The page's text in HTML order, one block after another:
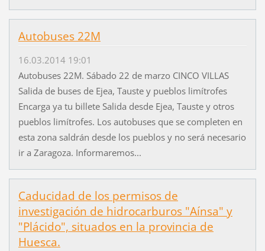
Autobuses 22M
16.03.2014 19:01
Autobuses 22M. Sábado 22 de marzo CINCO VILLAS
Salida de buses de Ejea, Tauste y pueblos limítrofes
Encarga ya tu billete Salida desde Ejea, Tauste y otros
pueblos limítrofes. Los autobuses que se completen en
esta zona saldrán desde los pueblos y no será necesario
ir a Zaragoza. Informaremos...
Caducidad de los permisos de
investigación de hidrocarburos "Aínsa" y
"Plácido", situados en la provincia de
Huesca.